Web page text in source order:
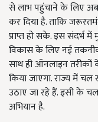
से लाभ पहुंचाने के लिए अब
कर दिया है. ताकि
प्राप्त हो सके. इस संदर्भ
विकास के लिए नई
साथ ही ऑनलाइन
किया जाएगा. राज्य में
उठाए जा रहे हैं. इसी के
अभियान है.